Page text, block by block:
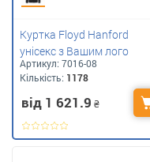
Куртка Floyd Hanford
унісекс з Вашим лого
Артикул: 7016-08
Кількість: 1178
від 1 621.9 ₴